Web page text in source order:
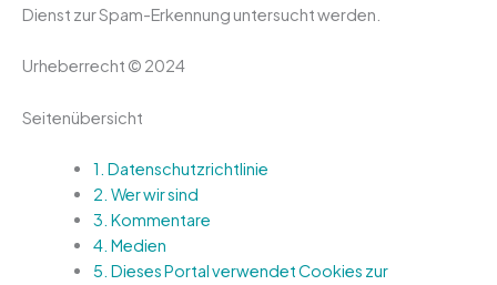
Dienst zur Spam-Erkennung untersucht werden.
Urheberrecht © 2024
Seitenübersicht
1. Datenschutzrichtlinie
2. Wer wir sind
3. Kommentare
4. Medien
5. Dieses Portal verwendet Cookies zur